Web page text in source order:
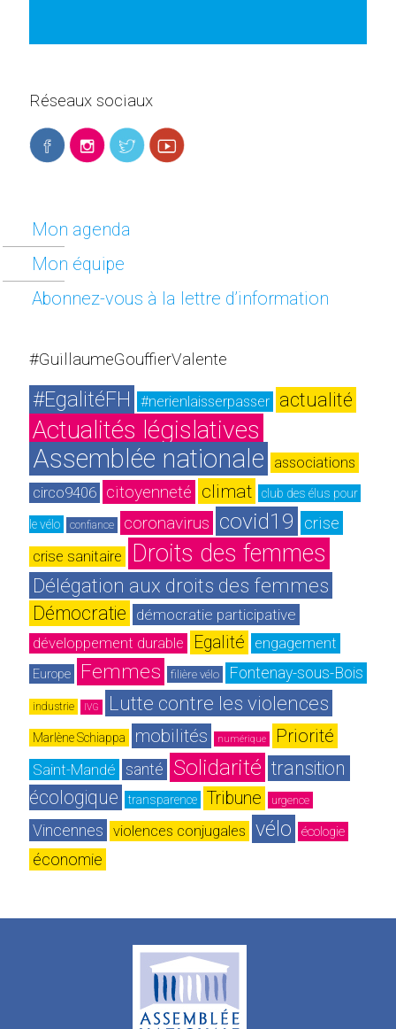
Réseaux sociaux
Mon agenda
Mon équipe
Abonnez-vous à la lettre d’information
#GuillaumeGouffierValente
#EgalitéFH #nerienlaisserpasser actualité
Actualités législatives
Assemblée nationale
associations
circo9406
citoyenneté climat club des élus pour
le vélo confiance coronavirus covid19 crise
crise sanitaire Droits des femmes
Délégation aux droits des femmes
Démocratie démocratie participative
développement durable Egalité engagement
Europe Femmes filière vélo Fontenay-sous-Bois
industrie IVG Lutte contre les violences
Marlène Schiappa mobilités numérique Priorité
Saint-Mandé santé Solidarité transition
écologique
transparence Tribune urgence
Vincennes violences conjugales vélo écologie
économie